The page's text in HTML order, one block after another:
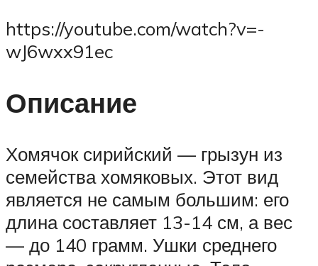
https://youtube.com/watch?v=-
wJ6wxx91ec
Описание
Хомячок сирийский — грызун из
семейства хомяковых. Этот вид
является не самым большим: его
длина составляет 13-14 см, а вес
— до 140 грамм. Ушки среднего